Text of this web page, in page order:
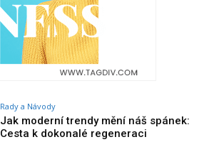
Rady a Návody
Jak moderní trendy mění náš spánek:
Cesta k dokonalé regeneraci